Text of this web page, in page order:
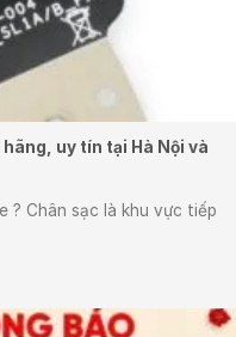
uy tín tại Hà Nội và
? Chân sạc là khu vực tiếp